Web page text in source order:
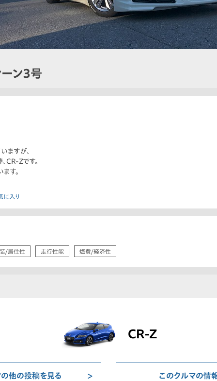
ン3号
ますが、
CR-Zです。
す。
に入り
/居住性 走行性能 燃費/経済性
CR-Z
他の投稿を見る このクルマの情